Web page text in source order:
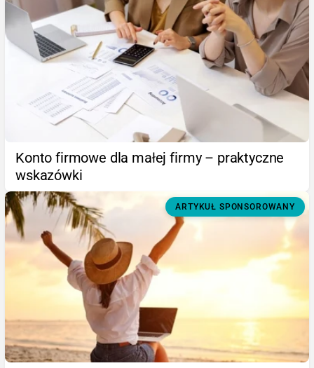
Konto firmowe dla małej firmy – praktyczne
wskazówki
ARTYKUŁ SPONSOROWANY